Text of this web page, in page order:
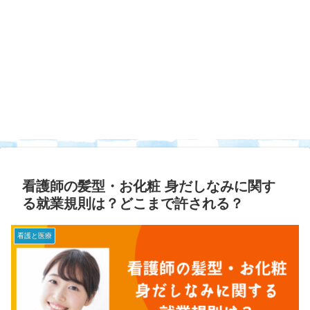
看護師の髪型・お化粧 身だしなみに関す
る就業規則は？どこまで許される？
看護と医療